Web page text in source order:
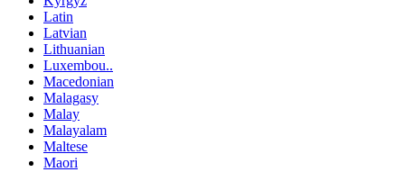
Latin
Latvian
Lithuanian
Luxembou..
Macedonian
Malagasy
Malay
Malayalam
Maltese
Maori